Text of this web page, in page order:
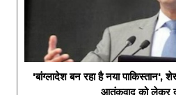
'बांग्लादेश बन रहा है नया पाकिस्तान',
आतंकवाद को लेकर